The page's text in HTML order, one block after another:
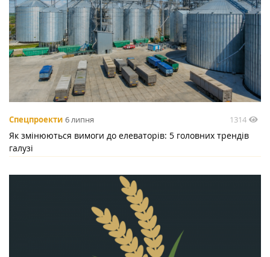
Спецпроекти 6 липня 1314
Як змінюються вимоги до елеваторів: 5 головних трендів
галузі